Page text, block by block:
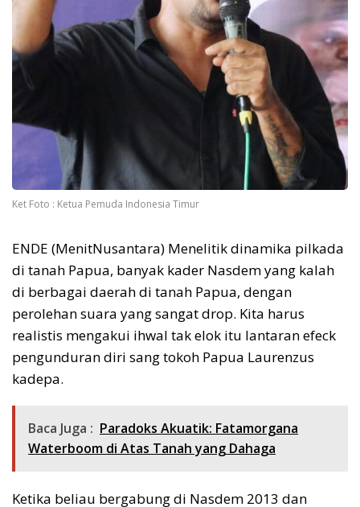
Ket Foto : Ketua Pemuda Indonesia Timur
ENDE (MenitNusantara) Menelitik dinamika pilkada
di tanah Papua, banyak kader Nasdem yang kalah
di berbagai daerah di tanah Papua, dengan
perolehan suara yang sangat drop. Kita harus
realistis mengakui ihwal tak elok itu lantaran efeck
pengunduran diri sang tokoh Papua Laurenzus
kadepa.
Baca Juga : Paradoks Akuatik: Fatamorgana
Waterboom di Atas Tanah yang Dahaga
Ketika beliau bergabung di Nasdem 2013 dan